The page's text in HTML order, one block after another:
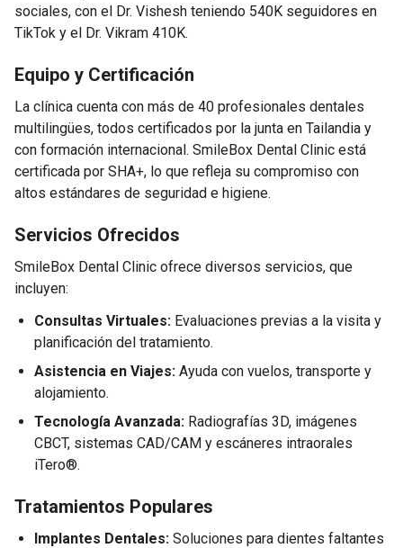
sociales, con el Dr. Vishesh teniendo 540K seguidores en
TikTok y el Dr. Vikram 410K.
Equipo y Certificación
La clínica cuenta con más de 40 profesionales dentales
multilingües, todos certificados por la junta en Tailandia y
con formación internacional. SmileBox Dental Clinic está
certificada por SHA+, lo que refleja su compromiso con
altos estándares de seguridad e higiene.
Servicios Ofrecidos
SmileBox Dental Clinic ofrece diversos servicios, que
incluyen:
Consultas Virtuales: Evaluaciones previas a la visita y
planificación del tratamiento.
Asistencia en Viajes: Ayuda con vuelos, transporte y
alojamiento.
Tecnología Avanzada: Radiografías 3D, imágenes
CBCT, sistemas CAD/CAM y escáneres intraorales
iTero®.
Tratamientos Populares
Implantes Dentales: Soluciones para dientes faltantes